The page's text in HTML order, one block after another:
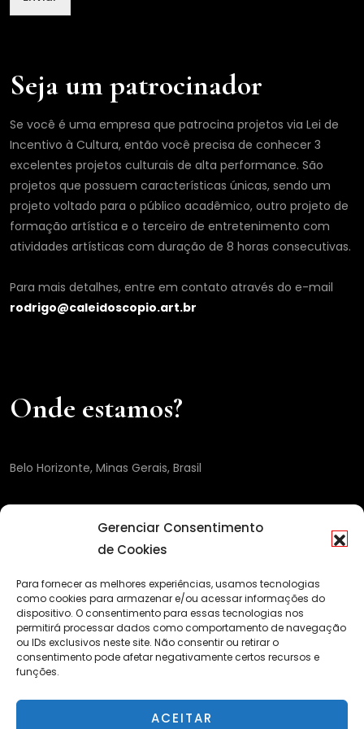
Gerenciar Consentimento
de Cookies
Para fornecer as melhores experiências, usamos tecnologias
como cookies para armazenar e/ou acessar informações do
dispositivo. O consentimento para essas tecnologias nos
permitirá processar dados como comportamento de navegação
ou IDs exclusivos neste site. Não consentir ou retirar o
consentimento pode afetar negativamente certos recursos e
funções.
ACEITAR
i
Seja um patrocinador
Se você é uma empresa que patrocina projetos via Lei de
Incentivo à Cultura, então você precisa de conhecer 3
excelentes projetos culturais de alta performance. São
projetos que possuem características únicas, sendo um
projeto voltado para o público acadêmico, outro projeto de
formação artística e o terceiro de entretenimento com
atividades artísticas com duração de 8 horas consecutivas.
Para mais detalhes, entre em contato através do e-mail
rodrigo@caleidoscopio.art.br
Onde estamos?
Belo Horizonte, Minas Gerais, Brasil